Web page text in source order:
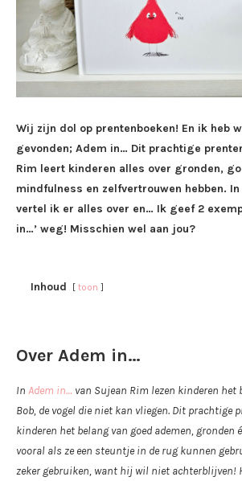
Wij zijn dol op prentenboeken! En ik heb
gevonden; Adem in… Dit prachtige
Rim leert kinderen alles over gronden,
mindfulness en zelfvertrouwen hebben.
vertel ik er alles over en… Ik geef 2
in…’ weg! Misschien wel aan jou?
Inhoud toon
Over Adem in…
In Adem in… van Sujean Rim lezen kinderen het
Bob, de vogel die niet kan vliegen. Dit prachtige
kinderen het belang van goed ademen, gronden
vooral als ze een steuntje in de rug kunnen
zeker gebruiken, want hij wil niet achterblijven!